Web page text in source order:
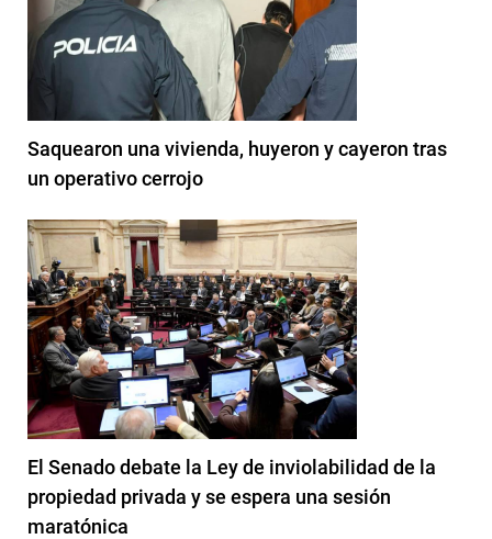
Saquearon una vivienda, huyeron y cayeron tras
un operativo cerrojo
El Senado debate la Ley de inviolabilidad de la
propiedad privada y se espera una sesión
maratónica